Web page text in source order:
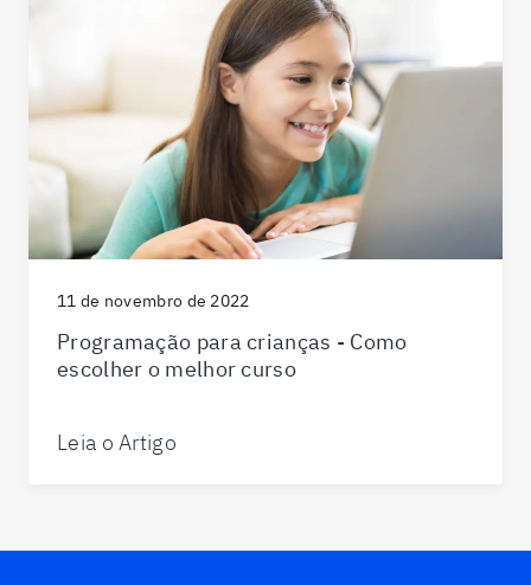
11 de novembro de 2022
Programação para crianças - Como
escolher o melhor curso
Leia o Artigo